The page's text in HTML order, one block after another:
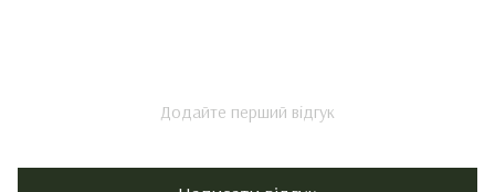
Додайте перший відгук